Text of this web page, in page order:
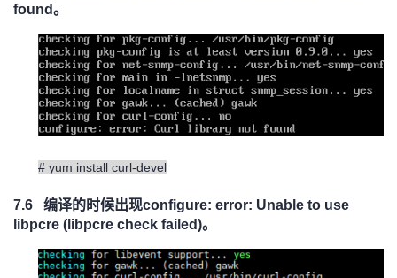
found。
# yum install curl-devel
7.6 编译的时候出现configure: error: Unable to use
libpcre (libpcre check failed)。